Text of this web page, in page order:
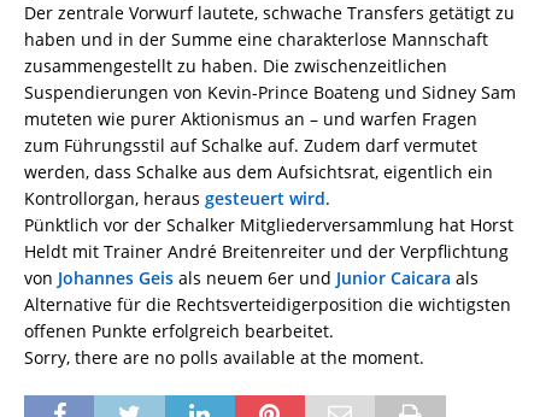
Der zentrale Vorwurf lautete, schwache Transfers getätigt zu
haben und in der Summe eine charakterlose Mannschaft
zusammengestellt zu haben. Die zwischenzeitlichen
Suspendierungen von Kevin-Prince Boateng und Sidney Sam
muteten wie purer Aktionismus an – und warfen Fragen
zum Führungsstil auf Schalke auf. Zudem darf vermutet
werden, dass Schalke aus dem Aufsichtsrat, eigentlich ein
Kontrollorgan, heraus gesteuert wird.
Pünktlich vor der Schalker Mitgliederversammlung hat Horst
Heldt mit Trainer André Breitenreiter und der Verpflichtung
von Johannes Geis als neuem 6er und Junior Caicara als
Alternative für die Rechtsverteidigerposition die wichtigsten
offenen Punkte erfolgreich bearbeitet.
Sorry, there are no polls available at the moment.